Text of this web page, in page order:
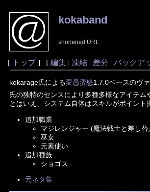
kokaband
shortened URL:
[ トップ] [ 編集 | 凍結 | 差分 | バックア
kokarage氏による変愚蛮怒1.7.0ベースのヴァ
氏の独特のセンスにより多種多様なアイテム
とはいえ、システム自体はスキルがポイン
追加職業
マジレンジャー (魔法戦士と差し替
巫女
元素使い
追加種族
ショゴス
元ネタ集